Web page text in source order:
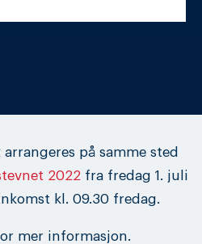
på samme sted
2022 fra fredag 1. juli
kl. 09.30 fredag.
mer informasjon.